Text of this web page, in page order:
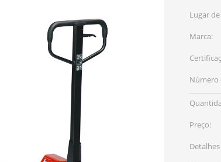
Lugar
Marca:
Número
mínima:
Preço: